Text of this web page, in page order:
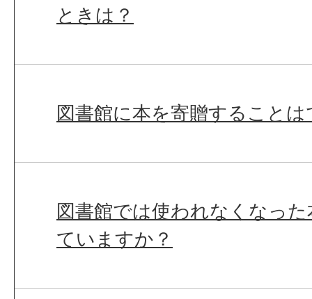
ときは？
図書館に本を寄贈すること
図書館では使われなくなっ
ていますか？